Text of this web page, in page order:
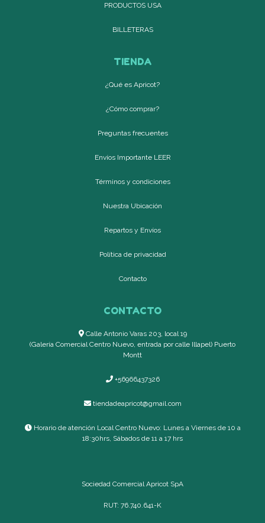
PRODUCTOS USA
BILLETERAS
TIENDA
¿Qué es Apricot?
¿Cómo comprar?
Preguntas frecuentes
Envíos Importante LEER
Términos y condiciones
Nuestra Ubicación
Repartos y Envíos
Política de privacidad
Contacto
CONTACTO
Calle Antonio Varas 203, local 19
(Galería Comercial Centro Nuevo, entrada por calle Illapel) Puerto
Montt
+56966437326
tiendadeapricot@gmail.com
Horario de atención Local Centro Nuevo: Lunes a Viernes de 10 a
18:30hrs, Sábados de 11 a 17 hrs
Sociedad Comercial Apricot SpA
RUT: 76.740.641-K